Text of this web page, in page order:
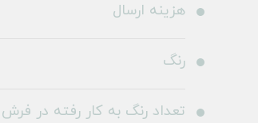
هزینه ارسال
رنگ
تعداد رنگ به کار رفته در فرش